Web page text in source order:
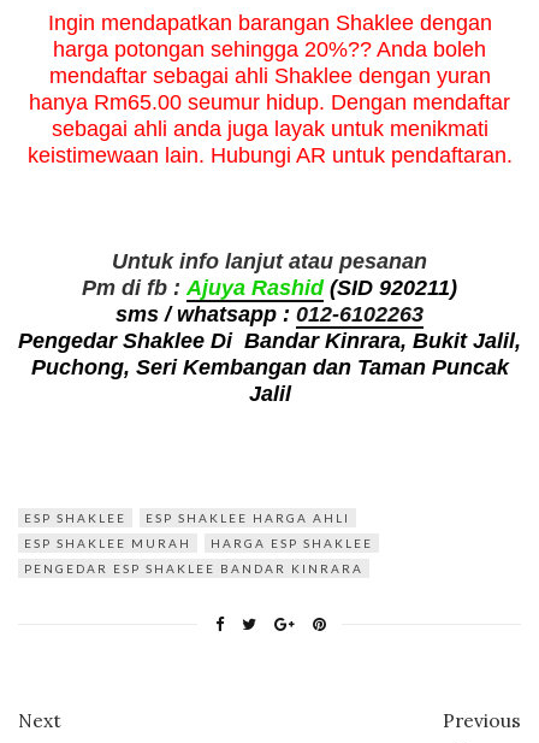
Ingin mendapatkan barangan Shaklee dengan
harga potongan sehingga 20%?? Anda boleh
mendaftar sebagai ahli Shaklee dengan yuran
hanya Rm65.00 seumur hidup. Dengan mendaftar
sebagai ahli anda juga layak untuk menikmati
keistimewaan lain. Hubungi AR untuk pendaftaran.
Untuk info lanjut atau pesanan
Pm di fb :Ajuya Rashid (SID 920211)
sms / whatsapp : 012-6102263
Pengedar Shaklee Di Bandar Kinrara, Bukit Jalil,
Puchong, Seri Kembangan dan Taman Puncak
Jalil
ESP SHAKLEE
ESP SHAKLEE HARGA AHLI
ESP SHAKLEE MURAH
HARGA ESP SHAKLEE
PENGEDAR ESP SHAKLEE BANDAR KINRARA
Next Previous